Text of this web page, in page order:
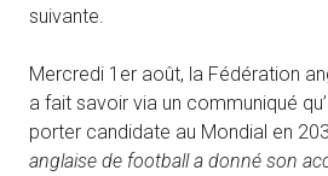
suivante.
Mercredi 1er août, la Fédération
a fait savoir via un communiqué
porter candidate au Mondial en
anglaise de football a donné son